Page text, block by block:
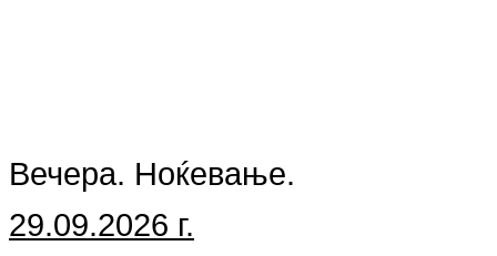
Вечера. Ноќевање.
29.09.2026 г.